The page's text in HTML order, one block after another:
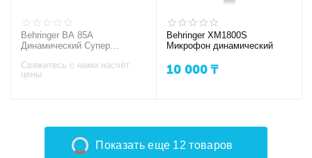
Behringer BA 85A
Динамический Супер
Свяжитесь с нами насчёт
цены
Behringer XM1800S
Микрофон динамический
10 000₸
Показать еще 12 товаров